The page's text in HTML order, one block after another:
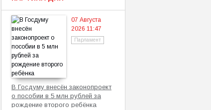
07 Августа
2026 11:47
Парламент
В Госдуму внесён законопроект
о пособии в 5 млн рублей за
рождение второго ребёнка